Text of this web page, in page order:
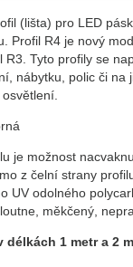
(lišta) pro LED
Profil R4 je nový
R3. Tyto profily se
nábytku, polic či na
je možnost
z čelní strany
UV odolného
měkčený,
délkách 1 metr a 2